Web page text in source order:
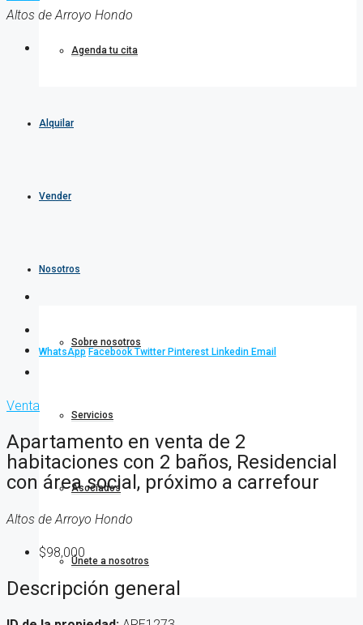
Agenda tu cita
Alquilar
Vender
Nosotros
Sobre nosotros
Servicios
Asociados
Únete a nosotros
Altos de Arroyo Hondo
WhatsApp FacebookTwitter Pinterest Linkedin Email
Venta
Apartamento en venta de 2
habitaciones con 2 baños, Residencial
con área social, próximo a carrefour
Altos de Arroyo Hondo
$98,000
Descripción general